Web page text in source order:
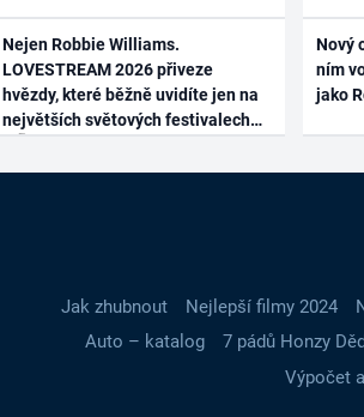
Nejen Robbie Williams.
LOVESTREAM 2026 přiveze
hvězdy, které běžně uvidíte jen na
největších světových festivalech
Nový
ním
jako
Jak zhubnout Nejlepší filmy 2024
Auto – katalog
7 pádů Honzy
Výpočet